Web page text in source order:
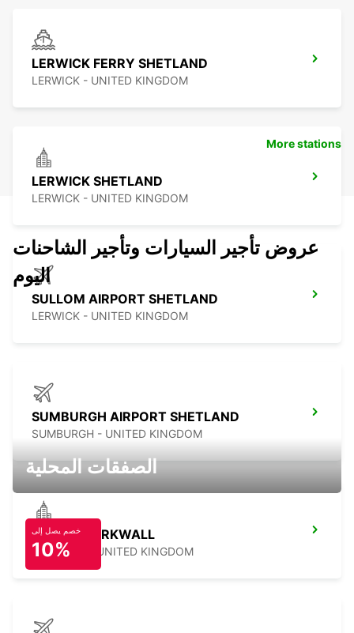
LERWICK FERRY SHETLAND
LERWICK - UNITED KINGDOM
LERWICK SHETLAND
LERWICK - UNITED KINGDOM
SULLOM AIRPORT SHETLAND
LERWICK - UNITED KINGDOM
SUMBURGH AIRPORT SHETLAND
SUMBURGH - UNITED KINGDOM
ORKNEY KIRKWALL
KIRKWALL - UNITED KINGDOM
More stations
عروض تأجير السيارات وتأجير الشاحنات
اليوم
الصفقات المحلية
خصم يصل إلى
10%